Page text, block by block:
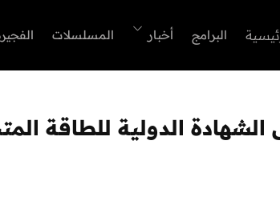
البرامج أخبار المسلسلات
الدولية للطاقة